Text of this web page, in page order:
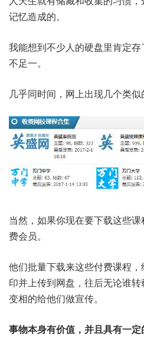
记忆造成的。
我能想到不少人的硬盘里肯定
不足一。
几乎同时间，网上出现几个类似
当然，如果你现在要下载这些
费会员。
他们批量下载来这些付费课程
印并上传到网盘，往后无论谁
变相的给他们做宣传。
事物本身有价值，并且具有一